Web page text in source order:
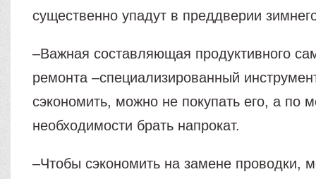
существенно упадут в преддверии
–Важная составляющая продуктивного
ремонта –специализированный
сэкономить, можно не покупать его, а по
необходимости брать напрокат.
–Чтобы сэкономить на замене проводки,